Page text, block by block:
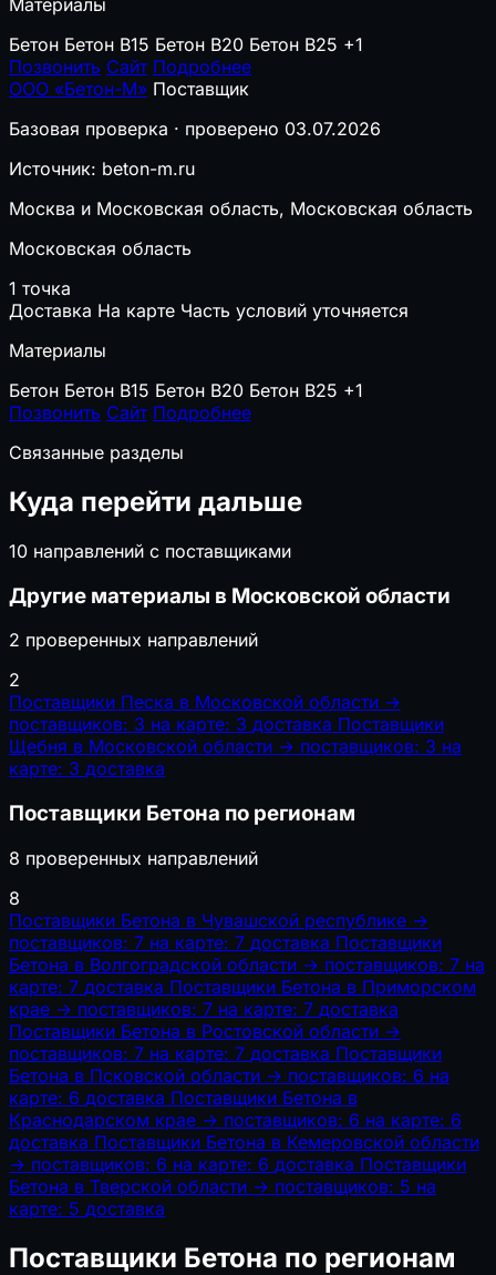
Материалы
Бетон Бетон B15 Бетон B20 Бетон B25 +1
Позвонить Сайт Подробнее
ООО «Бетон-М» Поставщик
Базовая проверка · проверено 03.07.2026
Источник: beton-m.ru
Москва и Московская область, Московская область
Московская область
1 точка
Доставка На карте Часть условий уточняется
Материалы
Бетон Бетон B15 Бетон B20 Бетон B25 +1
Позвонить Сайт Подробнее
Связанные разделы
Куда перейти дальше
10 направлений с поставщиками
Другие материалы в Московской области
2 проверенных направлений
2
Поставщики Песка в Московской области →
поставщиков: 3 на карте: 3 доставка Поставщики
Щебня в Московской области → поставщиков: 3 на
карте: 3 доставка
Поставщики Бетона по регионам
8 проверенных направлений
8
Поставщики Бетона в Чувашской республике →
поставщиков: 7 на карте: 7 доставка Поставщики
Бетона в Волгоградской области → поставщиков: 7 на
карте: 7 доставка Поставщики Бетона в Приморском
крае → поставщиков: 7 на карте: 7 доставка
Поставщики Бетона в Ростовской области →
поставщиков: 7 на карте: 7 доставка Поставщики
Бетона в Псковской области → поставщиков: 6 на
карте: 6 доставка Поставщики Бетона в
Краснодарском крае → поставщиков: 6 на карте: 6
доставка Поставщики Бетона в Кемеровской области
→ поставщиков: 6 на карте: 6 доставка Поставщики
Бетона в Тверской области → поставщиков: 5 на
карте: 5 доставка
Поставщики Бетона по регионам